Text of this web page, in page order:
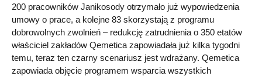
200 pracowników Janikosody otrzymało już wypowiedzenia
umowy o prace, a kolejne 83 skorzystają z programu
dobrowolnych zwolnień – redukcję zatrudnienia o 350 etatów
właściciel zakładów Qemetica zapowiadała już kilka tygodni
temu, teraz ten czarny scenariusz jest wdrażany. Qemetica
zapowiada objęcie programem wsparcia wszystkich